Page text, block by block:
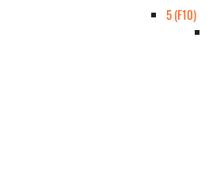
5 (F10)